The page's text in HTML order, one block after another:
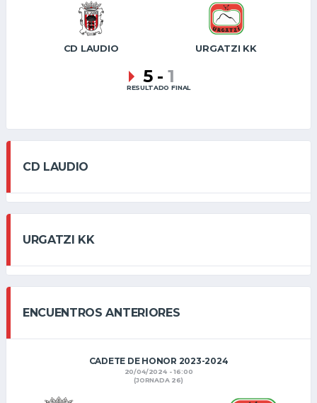
CD LAUDIO URGATZI KK
5 - 1
RESULTADO FINAL
CD LAUDIO
URGATZI KK
ENCUENTROS ANTERIORES
CADETE DE HONOR 2023-2024
20/04/2024 - 16:00
(JORNADA 26)